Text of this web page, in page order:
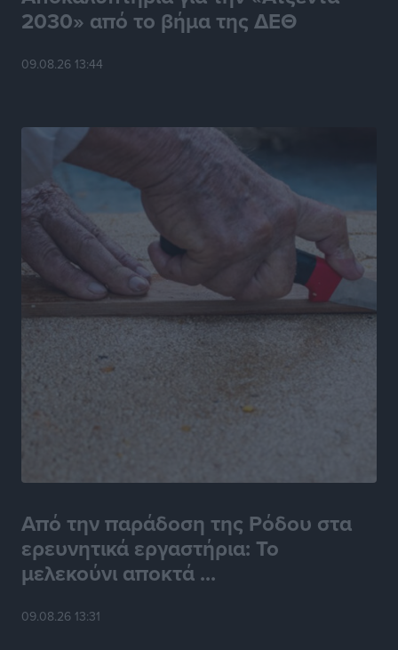
2030» από το βήμα της ΔΕΘ
09.08.26 13:44
Από την παράδοση της Ρόδου στα
ερευνητικά εργαστήρια: Το
μελεκούνι αποκτά ...
09.08.26 13:31